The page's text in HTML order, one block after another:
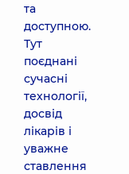
та
доступною.
Тут
поєднані
сучасні
технології,
досвід
лікарів і
уважне
ставлення